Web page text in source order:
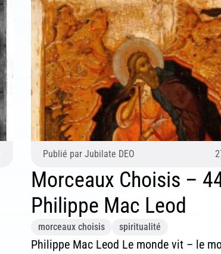
Publié par Jubilate DEO
Morceaux Choisis –
Philippe Mac Leod
morceaux choisis spiritualité
Philippe Mac Leod Le monde vit – le